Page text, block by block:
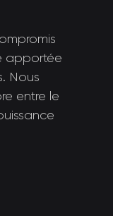
apportée
Nous
entre le